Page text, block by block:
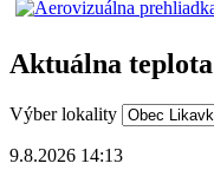
Aktuálna teplota
Výber lokality
9.8.2026 14:13